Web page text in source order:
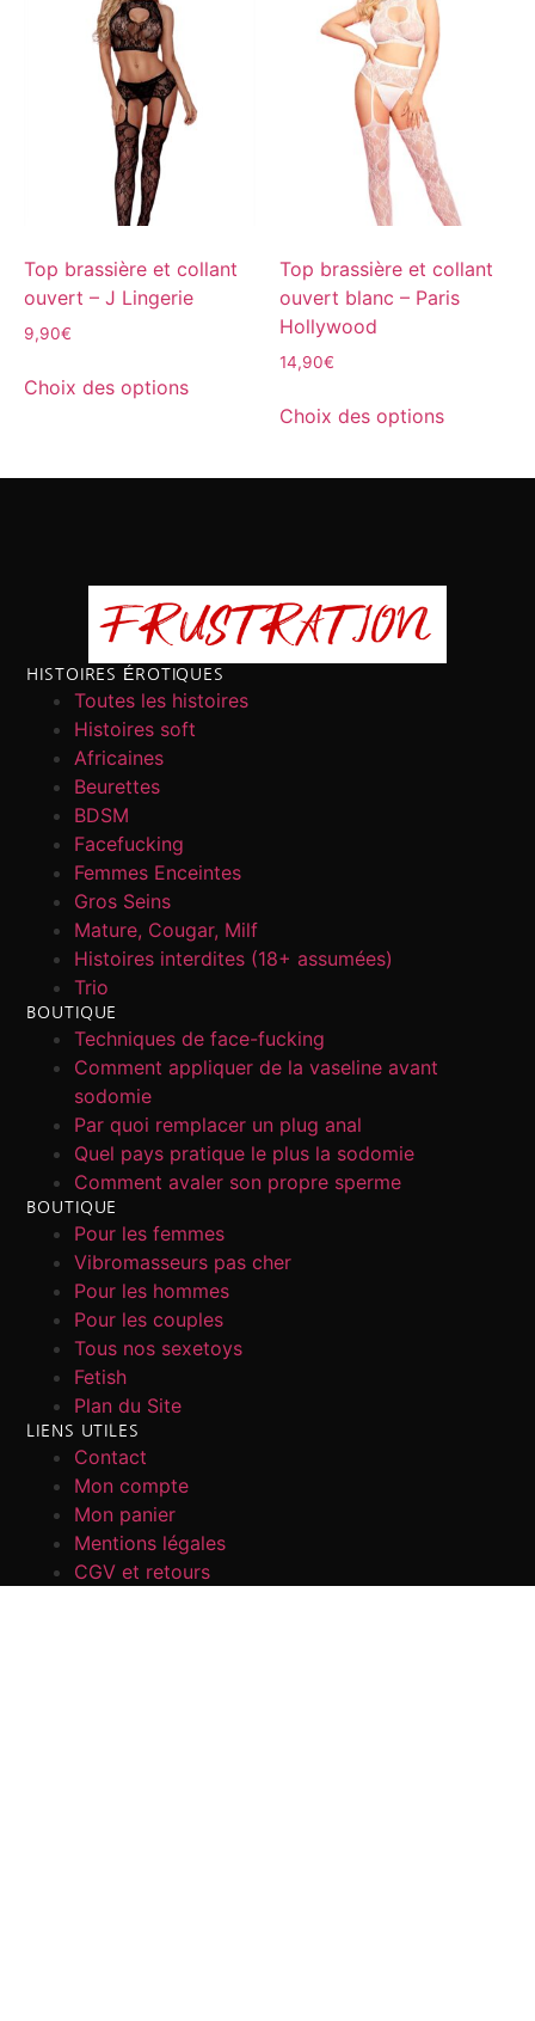
Top brassière et collant
ouvert – J Lingerie
9,90€
Choix des options
Top brassière et collant
ouvert blanc – Paris
Hollywood
14,90€
Choix des options
HISTOIRES ÉROTIQUES
Toutes les histoires
Histoires soft
Africaines
Beurettes
BDSM
Facefucking
Femmes Enceintes
Gros Seins
Mature, Cougar, Milf
Histoires interdites (18+ assumées)
Trio
BOUTIQUE
Techniques de face-fucking
Comment appliquer de la vaseline avant
sodomie
Par quoi remplacer un plug anal
Quel pays pratique le plus la sodomie
Comment avaler son propre sperme
BOUTIQUE
Pour les femmes
Vibromasseurs pas cher
Pour les hommes
Pour les couples
Tous nos sexetoys
Fetish
Plan du Site
LIENS UTILES
Contact
Mon compte
Mon panier
Mentions légales
CGV et retours